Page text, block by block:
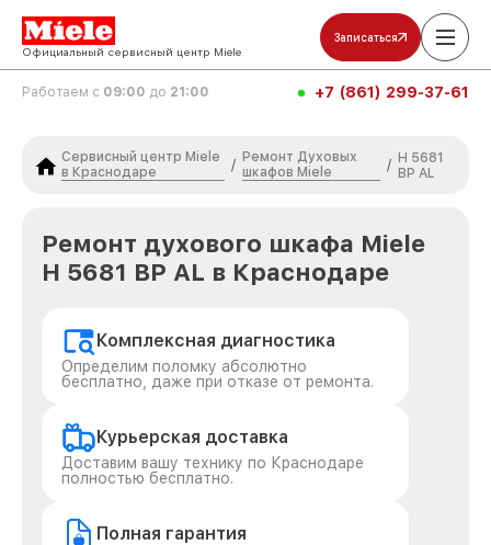
Официальный сервисный центр Miele
Записаться
Работаем с 09:00 до 21:00 +7 (861) 299-37-61
Сервисный центр Miele
в Краснодаре
/
Ремонт Духовых
шкафов Miele
/ H 5681
BP AL
Ремонт духового шкафа Miele
H 5681 BP AL в Краснодаре
Комплексная диагностика
Определим поломку абсолютно
бесплатно, даже при отказе от ремонта.
Курьерская доставка
Доставим вашу технику по Краснодаре
полностью бесплатно.
Полная гарантия